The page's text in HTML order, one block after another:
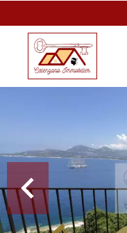
CALVI
Référence
85991604
3 pièces
2 chambres